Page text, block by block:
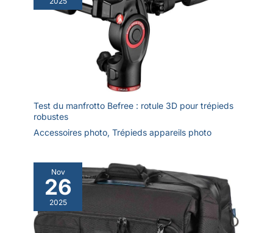
avec un temps de
charge maximal de 2
heures pour atteindre
100%. [ Sans Fil -
Moins de Soucis ]
ZHIYUN Weebill 3S
stabilisateur prend en
commande
Bluetooth avec les
d’appareils photo,
permettant au
bouton
d’enregistrement de
démarrer/d’arrêter
l’enregistrement ou
Test du manfrotto Befree : rotule 3D pour trépieds
robustes
Accessoires photo, Trépieds appareils photo
Nov
26
2025